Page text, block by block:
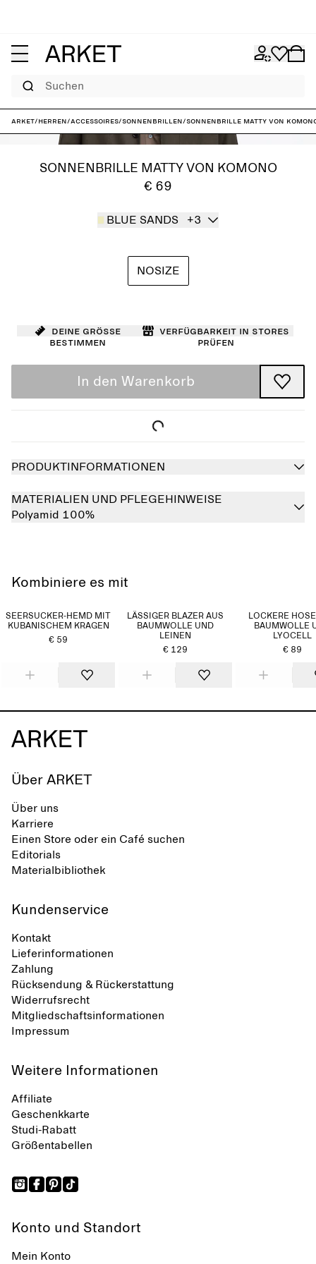
Suchen
ARKET/Herren/Accessoires/Sonnenbrillen/Sonnenbrille Matty von
SONNENBRILLE MATTY VON KOMONO
€ 69
BLUE SANDS +3
NOSIZE
Deine Größe
bestimmen
Verfügbarkeit in Stores
prüfen
In den Warenkorb
PRODUKTINFORMATIONEN
MATERIALIEN UND PFLEGEHINWEISE
Polyamid 100%
Kombiniere es mit
SEERSUCKER-HEMD MIT
KUBANISCHEM KRAGEN
€ 59
LÄSSIGER BLAZER AUS
BAUMWOLLE UND
LEINEN
€ 129
LOCKERE
BAUMWOLLE
LYOCELL
€ 89
Über ARKET
Über uns
Karriere
Einen Store oder ein Café suchen
Editorials
Materialbibliothek
Kundenservice
Kontakt
Lieferinformationen
Zahlung
Rücksendung & Rückerstattung
Widerrufsrecht
Mitgliedschaftsinformationen
Impressum
Weitere Informationen
Affiliate
Geschenkkarte
Studi-Rabatt
Größentabellen
Konto und Standort
Mein Konto